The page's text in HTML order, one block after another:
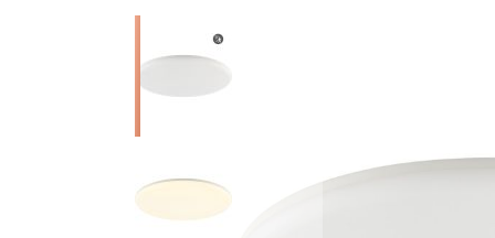
einde
de
gallerij